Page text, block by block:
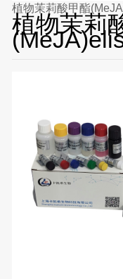
植物茉莉酸甲酯
植物茉莉